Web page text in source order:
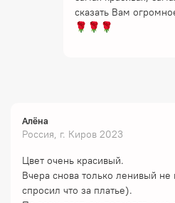
сказать Вам
🌹🌹🌹
Алёна
Россия, г. Киров 2023
Цвет очень красивый.
Вчера снова только ленивый
спросил что за платье).